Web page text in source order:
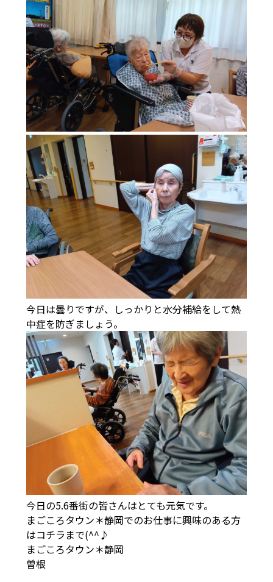
今日は曇りですが、しっかりと水分補給をして熱
中症を防ぎましょう。
今日の5.6番街の皆さんはとても元気です。
まごころタウン＊静岡でのお仕事に興味のある方
はコチラ まで(^^♪
まごころタウン＊静岡
曽根